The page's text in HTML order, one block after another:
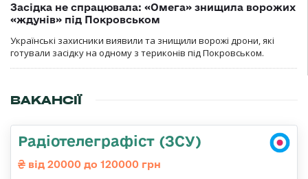
Засідка не спрацювала: «Омега» знищила ворожих
«ждунів» під Покровськом
Українські захисники виявили та знищили ворожі дрони, які
готували засідку на одному з териконів під Покровськом.
ВАКАНСІЇ
Радіотелеграфіст (ЗСУ)
від 20000 до 120000 грн